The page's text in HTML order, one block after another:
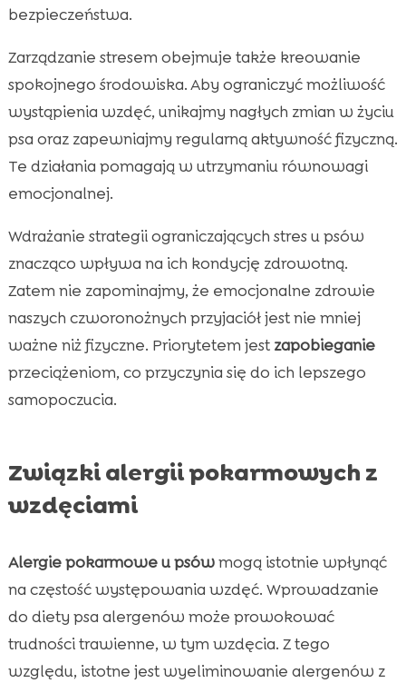
bezpieczeństwa.
Zarządzanie stresem obejmuje także kreowanie
spokojnego środowiska. Aby ograniczyć możliwość
wystąpienia wzdęć, unikajmy nagłych zmian w życiu
psa oraz zapewniajmy regularną aktywność fizyczną.
Te działania pomagają w utrzymaniu równowagi
emocjonalnej.
Wdrażanie strategii ograniczających stres u psów
znacząco wpływa na ich kondycję zdrowotną.
Zatem nie zapominajmy, że emocjonalne zdrowie
naszych czworonożnych przyjaciół jest nie mniej
ważne niż fizyczne. Priorytetem jest zapobieganie
przeciążeniom, co przyczynia się do ich lepszego
samopoczucia.
Związki alergii pokarmowych z
wzdęciami
Alergie pokarmowe u psówmogą istotnie wpłynąć
na częstość występowania wzdęć. Wprowadzanie
do diety psa alergenów może prowokować
trudności trawienne, w tym wzdęcia. Z tego
względu, istotne jest wyeliminowanie alergenów z